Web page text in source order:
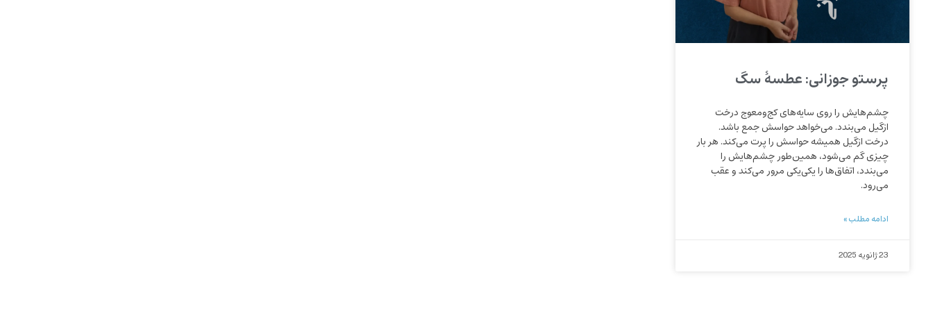
پرستو جوزانی: عطسۀ سگ
چشم‌هايش را روی سايه‌های کج‌ومعوج درخت
ازگيل می‌بندد. می‌خواهد حواسش جمع باشد.
درخت ازگيل هميشه حواسش را پرت می‌کند. هر بار
چيزی گم می‌شود، همين‌طور چشم‌هايش را
می‌بندد، اتفاق‌ها را يکی‌يکی مرور می‌کند و عقب
می‌رود.
ادامه مطلب »
23 ژانویه 2025